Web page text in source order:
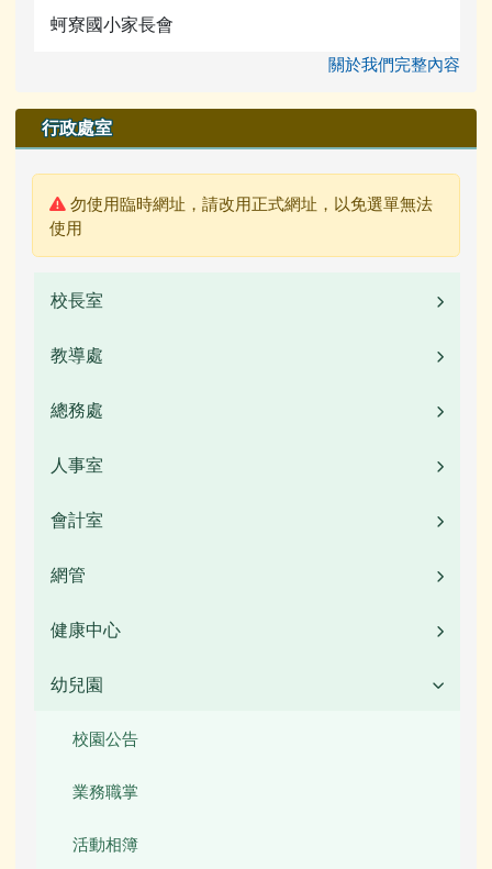
蚵寮國小家長會
關於我們完整內容
行政處室
警告:
勿使用臨時網址，請改用正式網址，以免選單無法
使用
校長室
教導處
榮譽榜
檔案下載
行事曆
本土語言專區
總務處
活動相簿
校園影音
公開資訊
檔案下載
人事室
常用連結
行事曆
會計室
校園公告
檔案下載
行事曆
網管
校園公告
活動相簿
榮譽榜
校園影音
檔案下載
健康中心
校園公告
業務職掌
行事曆
幼兒園
校園公告
業務職掌
活動相簿